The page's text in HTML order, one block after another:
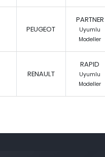
PEUGEOT
PARTNER
Uyumlu
Modeller
RENAULT
RAPID
Uyumlu
Modeller